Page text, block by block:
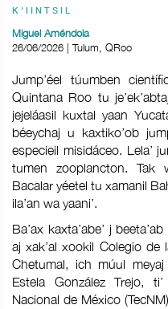
K'IINTSIL
Miguel Améndola
26/06/2026 | Tulum, QRoo
Jump’éel túumben
Quintana Roo tu
jejeláasil kuxtal yaan
béeychaj u kaxtiko’ob
especieil misidáceo. Lela’
tumen zooplancton. Tak
Bacalar yéetel tu xamanil
ila’an wa yaani’.
Ba’ax kaxta’abe’ j
aj xak’al xookil Colegio de
Chetumal, ich múul
Estela González Trejo,
Nacional de México